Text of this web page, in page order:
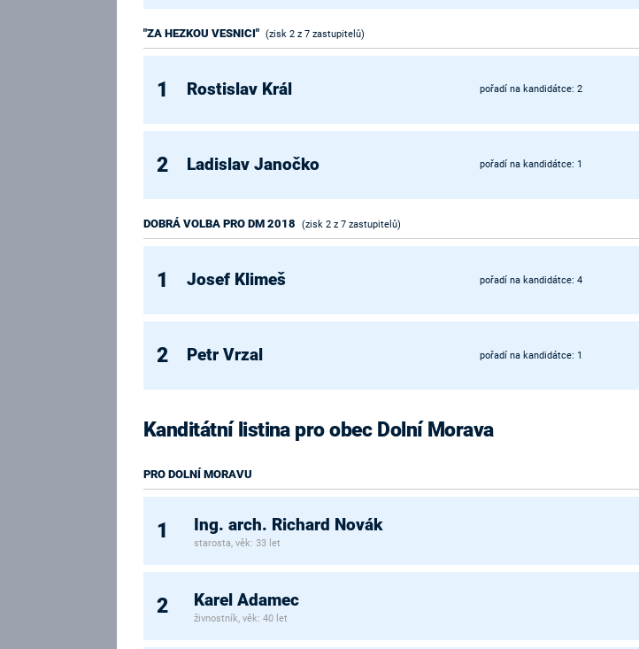
"ZA HEZKOU VESNICI" (zisk 2 z 7 zastupitelů)
1 Rostislav Král pořadí na kandidátce: 2
2 Ladislav Janočko pořadí na kandidátce: 1
DOBRÁ VOLBA PRO DM 2018 (zisk 2 z 7 zastupitelů)
1 Josef Klimeš pořadí na kandidátce: 4
2 Petr Vrzal pořadí na kandidátce: 1
Kanditátní listina pro obec Dolní Morava
PRO DOLNÍ MORAVU
1 Ing. arch. Richard Novák
starosta, věk: 33 let
2 Karel Adamec
živnostník, věk: 40 let